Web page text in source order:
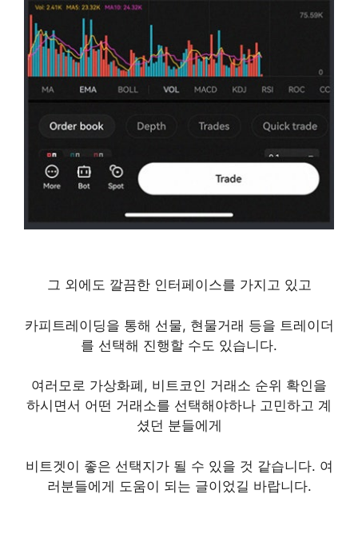
그 외에도 깔끔한 인터페이스를 가지고 있고
카피트레이딩을 통해 선물, 현물거래 등을 트레이더
를 선택해 진행할 수도 있습니다.
여러모로 가상화폐, 비트코인 거래소 순위 확인을
하시면서 어떤 거래소를 선택해야하나 고민하고 계
셨던 분들에게
비트겟이 좋은 선택지가 될 수 있을 것 같습니다. 여
러분들에게 도움이 되는 글이었길 바랍니다.